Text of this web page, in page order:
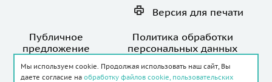
Версия для печати
Публичное
предложение
Политика обработки
персональных данных
Мы используем cookie. Продолжая использовать наш сайт, Вы
даете согласие наобработку файлов cookie, пользовательских